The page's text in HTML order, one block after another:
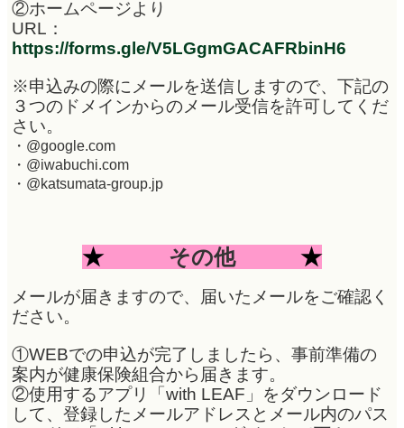
②ホームページより
URL：
https://forms.gle/V5LGgmGACAFRbinH6
※申込みの際にメールを送信しますので、下記の
３つのドメインからのメール受信を許可してくだ
さい。
・@google.com
・@iwabuchi.com
・@katsumata-group.jp
★その他 ★
メールが届きますので、届いたメールをご確認く
ださい。
①WEBでの申込が完了しましたら、 事前準備の
案内が健康保険組合から届きます。
②使用するアプリ「with LEAF」をダウンロード
して、登録したメールアドレスとメール内のパス